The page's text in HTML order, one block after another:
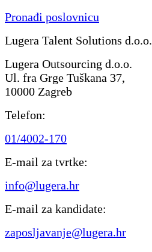
Pronađi poslovnicu
Lugera Talent Solutions d.o.o.
Lugera Outsourcing d.o.o.
Ul. fra Grge Tuškana 37,
10000 Zagreb
Telefon:
01/4002-170
E-mail za tvrtke:
info@lugera.hr
E-mail za kandidate:
zaposljavanje@lugera.hr